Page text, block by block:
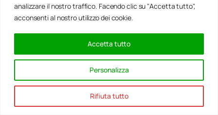
analizzare il nostro traffico. Facendo clic su "Accetta tutto",
acconsenti al nostro utilizzo dei cookie.
Personalizza
Rifiuta tutto
Accetta tutto
“L’estinzione di una lingua comporta la perdita di un
patrimonio scientifico e culturale di grande valore e
endangeredlanguages.com , pagina Internet di un
progetto il cui scopo è quello di proteggere le lingue
che rischiano di morire.
Circa il 43% delle lingue parlate nel mondo
potrebbe estinguersi entro la fine del
ventunesimo secolo: non si tratta delle